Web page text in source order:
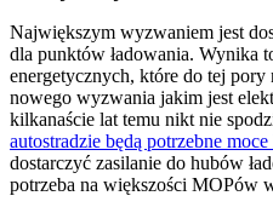
Największym wyzwaniem jest
dla punktów ładowania. Wynika
energetycznych, które do tej pory
nowego wyzwania jakim jest
kilkanaście lat temu nikt nie
autostradzie będą potrzebne
dostarczyć zasilanie do hubów
potrzeba na większości MOPów